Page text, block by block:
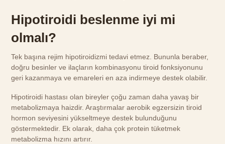
Hipotiroidi beslenme iyi mi
olmalı?
Tek başına rejim hipotiroidizmi tedavi etmez. Bununla beraber,
doğru besinler ve ilaçların kombinasyonu tiroid fonksiyonunu
geri kazanmaya ve emareleri en aza indirmeye destek olabilir.
Hipotiroidi hastası olan bireyler çoğu zaman daha yavaş bir
metabolizmaya haizdir. Araştırmalar aerobik egzersizin tiroid
hormon seviyesini yükseltmeye destek bulunduğunu
göstermektedir. Ek olarak, daha çok protein tüketmek
metabolizma hızını artırır.